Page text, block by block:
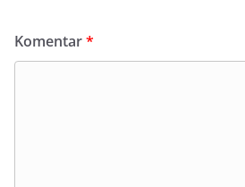
Komentar*